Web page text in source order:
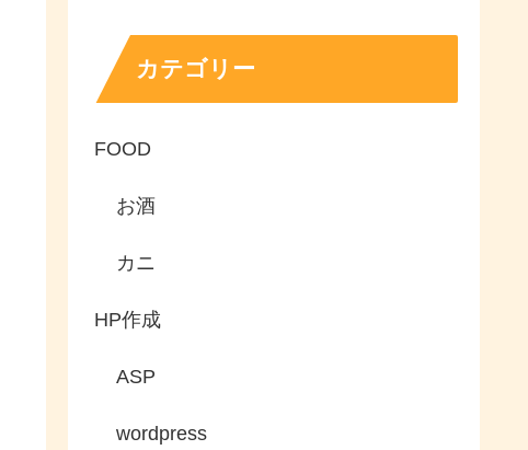
カテゴリー
FOOD
お酒
カニ
HP作成
ASP
wordpress